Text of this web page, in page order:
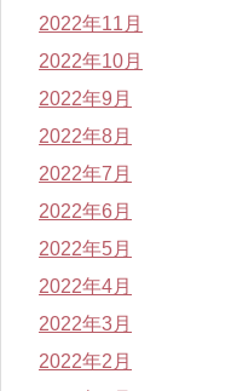
2022年11月
2022年10月
2022年9月
2022年8月
2022年7月
2022年6月
2022年5月
2022年4月
2022年3月
2022年2月